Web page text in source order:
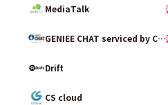
MediaTalk
GENIEE CHAT serviced by Chamo
Drift
CS cloud